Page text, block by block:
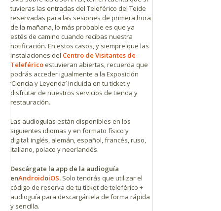
tuvieras las entradas del Teleférico del Teide
reservadas para las sesiones de primera hora
de la mañana, lo más probable es que ya
estés de camino cuando recibas nuestra
notificación. En estos casos, y siempre que las
instalaciones del Centro de Visitantes de
Teleférico estuvieran abiertas, recuerda que
podrás acceder igualmente a la Exposición
‘Ciencia y Leyenda’ incluida en tu ticket y
disfrutar de nuestros servicios de tienda y
restauración.
Las audioguías están disponibles en los
siguientes idiomas y en formato físico y
digital: inglés, alemán, español, francés, ruso,
italiano, polaco y neerlandés.
Descárgate la app de la audioguía
enAndroidoiOS. Solo tendrás que utilizar el
código de reserva de tu ticket de teleférico +
audioguía para descargártela de forma rápida
y sencilla.